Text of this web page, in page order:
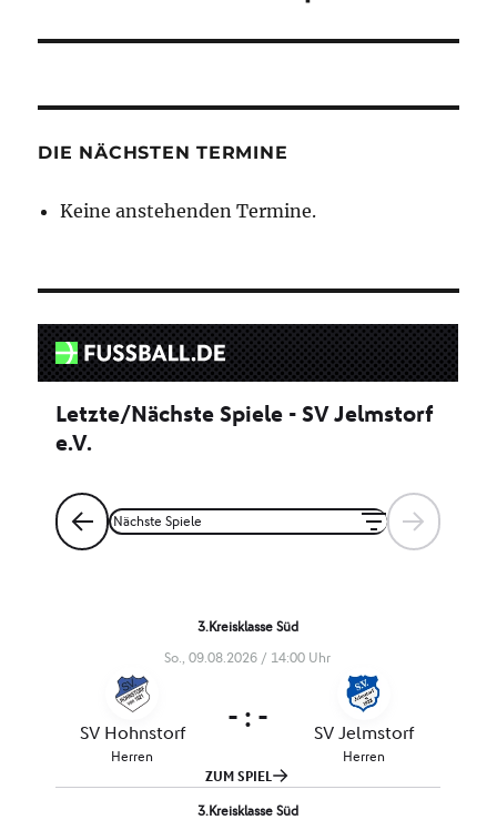
DIE NÄCHSTEN TERMINE
Keine anstehenden Termine.